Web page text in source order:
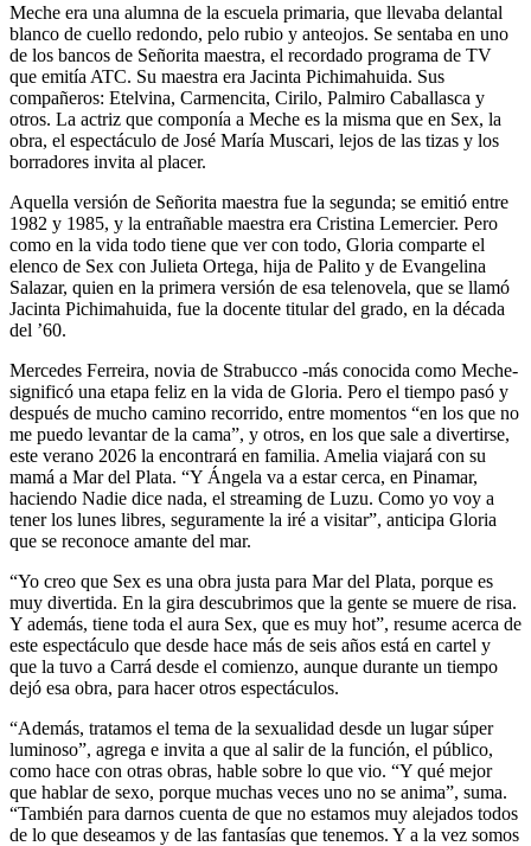
Meche era una alumna de la escuela primaria, que llevaba delantal
blanco de cuello redondo, pelo rubio y anteojos. Se sentaba en uno
de los bancos de Señorita maestra, el recordado programa de TV
que emitía ATC. Su maestra era Jacinta Pichimahuida. Sus
compañeros: Etelvina, Carmencita, Cirilo, Palmiro Caballasca y
otros. La actriz que componía a Meche es la misma que en Sex, la
obra, el espectáculo de José María Muscari, lejos de las tizas y los
borradores invita al placer.
Aquella versión de Señorita maestra fue la segunda; se emitió entre
1982 y 1985, y la entrañable maestra era Cristina Lemercier. Pero
como en la vida todo tiene que ver con todo, Gloria comparte el
elenco de Sex con Julieta Ortega, hija de Palito y de Evangelina
Salazar, quien en la primera versión de esa telenovela, que se llamó
Jacinta Pichimahuida, fue la docente titular del grado, en la década
del ’60.
Mercedes Ferreira, novia de Strabucco -más conocida como Meche-
significó una etapa feliz en la vida de Gloria. Pero el tiempo pasó y
después de mucho camino recorrido, entre momentos “en los que no
me puedo levantar de la cama”, y otros, en los que sale a divertirse,
este verano 2026 la encontrará en familia. Amelia viajará con su
mamá a Mar del Plata. “Y Ángela va a estar cerca, en Pinamar,
haciendo Nadie dice nada, el streaming de Luzu. Como yo voy a
tener los lunes libres, seguramente la iré a visitar”, anticipa Gloria
que se reconoce amante del mar.
“Yo creo que Sex es una obra justa para Mar del Plata, porque es
muy divertida. En la gira descubrimos que la gente se muere de risa.
Y además, tiene toda el aura Sex, que es muy hot”, resume acerca de
este espectáculo que desde hace más de seis años está en cartel y
que la tuvo a Carrá desde el comienzo, aunque durante un tiempo
dejó esa obra, para hacer otros espectáculos.
“Además, tratamos el tema de la sexualidad desde un lugar súper
luminoso”, agrega e invita a que al salir de la función, el público,
como hace con otras obras, hable sobre lo que vio. “Y qué mejor
que hablar de sexo, porque muchas veces uno no se anima”, suma.
“También para darnos cuenta de que no estamos muy alejados todos
de lo que deseamos y de las fantasías que tenemos. Y a la vez somos